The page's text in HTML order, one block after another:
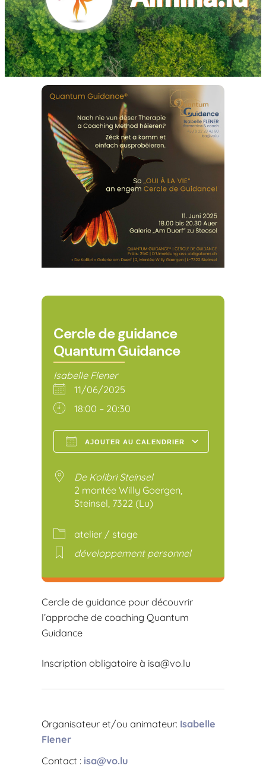
Cercle de guidance
Quantum Guidance
Isabelle Flener
11/06/2025
18:00 – 20:30
AJOUTER AU CALENDRIER
De Kolibri Steinsel
2 montée Willy Goergen,
Steinsel, 7322 (Lu)
atelier / stage
développement personnel
Cercle de guidance pour découvrir
l’approche de coaching Quantum
Guidance
Inscription obligatoire à isa@vo.lu
Organisateur et/ou animateur: Isabelle
Flener
Contact : isa@vo.lu